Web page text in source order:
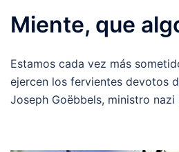
Miente, que
Estamos cada vez más
ejercen los fervientes devotos
Joseph Goëbbels, ministro